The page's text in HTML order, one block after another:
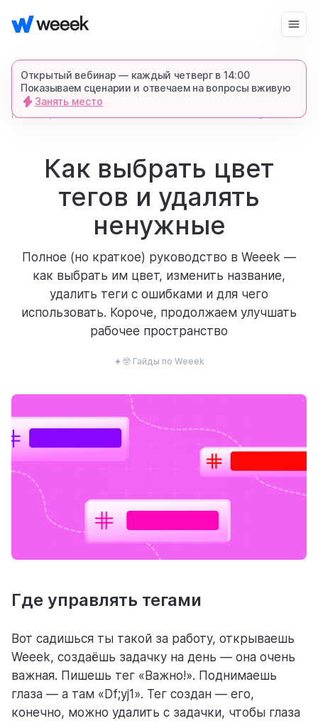
Открытый вебинар — каждый четверг в 14:00
Показываем сценарии и отвечаем на вопросы вживую
Занять место
продукт
для кого
блог
полезности и рассказы о приятном
цены
помощь
помогаем научиться работать в Weeek
запросить демонстрацию
Войти Начать бесплатно
главная блог 4765 1 мин.
Как выбрать цвет
тегов и удалять
ненужные
Полное (но краткое) руководство в Weeek —
как выбрать им цвет, изменить название,
удалить теги с ошибками и для чего
использовать. Короче, продолжаем улучшать
рабочее пространство
🤓 Гайды по Weeek
Где управлять тегами
Вот садишься ты такой за работу, открываешь
Weeek, создаёшь задачку на день — она очень
важная. Пишешь тег «Важно!». Поднимаешь
глаза — а там «Df;yj1». Тег создан — его,
конечно, можно удалить с задачки, чтобы глаза